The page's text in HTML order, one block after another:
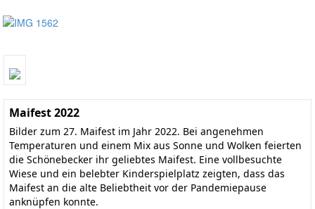
Maifest 2022
Bilder zum 27. Maifest im Jahr 2022. Bei angenehmen
Temperaturen und einem Mix aus Sonne und Wolken feierten
die Schönebecker ihr geliebtes Maifest. Eine vollbesuchte
Wiese und ein belebter Kinderspielplatz zeigten, dass das
Maifest an die alte Beliebtheit vor der Pandemiepause
anknüpfen konnte.